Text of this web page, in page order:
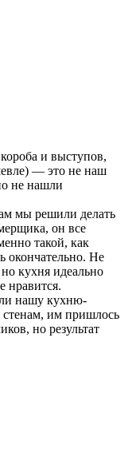
и выступов,
— это не наш
не нашли
мы решили делать
он все
такой, как
окончательно. Не
кухня идеально
нравится.
нашу кухню-
им пришлось
но результат